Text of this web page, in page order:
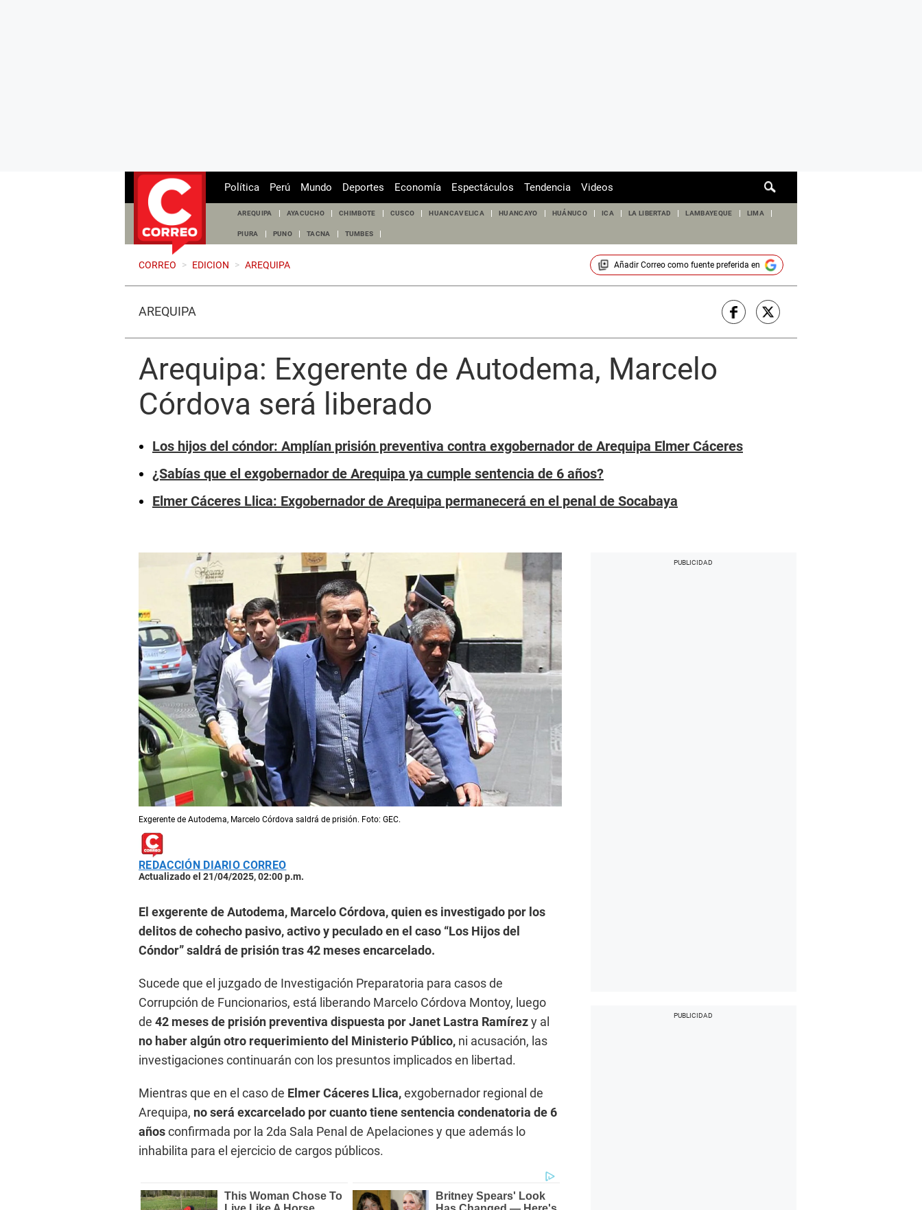
de
Política Perú Mundo Deportes Economía Espectáculos Tendencia Videos
AREQUIPA AYACUCHO CHIMBOTE CUSCO HUANCAVELICA HUANCAYO HUÁNUCO ICA LA LIBERTAD LAMBAYEQUE LIMA
PIURA PUNO TACNA TUMBES
CORREO > EDICION > AREQUIPA Añadir Correocomo fuente preferida en
AREQUIPA
Arequipa: Exgerente de Autodema, Marcelo
Córdova será liberado
Los hijos del cóndor: Amplían prisión preventiva contra exgobernador de Arequipa Elmer Cáceres
¿Sabías que el exgobernador de Arequipa ya cumple sentencia de 6 años?
Elmer Cáceres Llica: Exgobernador de Arequipa permanecerá en el penal de Socabaya
Exgerente de Autodema, Marcelo Córdova saldrá de prisión. Foto: GEC.
REDACCIÓN DIARIO CORREO
Actualizado el 21/04/2025, 02:00 p.m.
El exgerente de Autodema, Marcelo Córdova, quien es investigado por los
delitos de cohecho pasivo, activo y peculado en el caso “Los Hijos del
Cóndor” saldrá de prisión tras 42 meses encarcelado.
Sucede que el juzgado de Investigación Preparatoria para casos de
Corrupción de Funcionarios, está liberando Marcelo Córdova Montoy, luego
de 42 meses de prisión preventiva dispuesta por Janet Lastra Ramírezy al
no haber algún otro requerimiento del Ministerio Público, ni acusación, las
investigaciones continuarán con los presuntos implicados en libertad.
Mientras que en el caso de Elmer Cáceres Llica,exgobernador regional de
Arequipa, no será excarcelado por cuanto tiene sentencia condenatoria de 6
añosconfirmada por la 2da Sala Penal de Apelaciones y que además lo
inhabilita para el ejercicio de cargos públicos.